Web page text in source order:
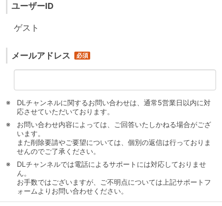
ユーザーID
ゲスト
メールアドレス
DLチャンネルに関するお問い合わせは、通常5営業日以内に対
応させていただいております。
お問い合わせ内容によっては、ご回答いたしかねる場合がござ
います。
また削除要請やご要望については、個別の返信は行っておりま
せんのでご了承ください。
DLチャンネルでは電話によるサポートには対応しておりませ
ん。
お手数ではございますが、ご不明点については上記サポートフ
ォームよりお問い合わせください。